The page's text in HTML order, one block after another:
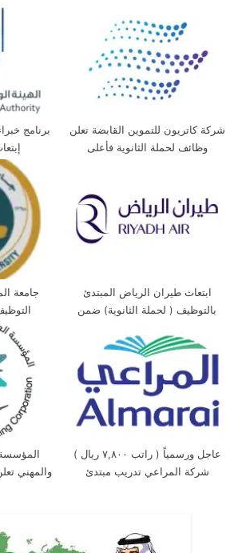
شركة كاتريون للتموين القابضة تعلن
وظائف لحملة الثانوية فأعلى
برنامج
ابتعاث طيران الرياض المبتدئ
بالتوظيف ( لحملة الثانوية) ضمن
للابتعاث
جامعة
عاجل ورسمياً ( راتب ٧,٨٠٠ ريال )
شركة المراعي تدريب مبتدئ
والمهني